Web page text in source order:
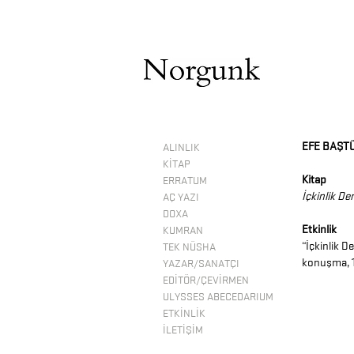
EFE
Kitap
İçkinlik
Etkinlik
“İçkinlik
konuşma,
ALINLIK
KİTAP
ERRATUM
AÇ YAZI
DOXA
KUMRAN
TEK NÜSHA
YAZAR/SANATÇI
EDİTÖR/ÇEVİRMEN
ULYSSES ABECEDARIUM
ETKİNLİK
İLETİŞİM